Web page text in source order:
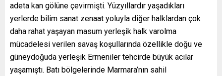
adeta kan gölüne çevirmişti. Yüzyıllardır yaşadıkları
yerlerde bilim sanat zenaat yoluyla diğer halklardan çok
daha rahat yaşayan masum yerleşik halk varolma
mücadelesi verilen savaş koşullarında özellikle doğu ve
güneydoğuda yerleşik Ermeniler tehcirde büyük acılar
yaşamıştı. Batı bölgelerinde Marmara’nın sahil